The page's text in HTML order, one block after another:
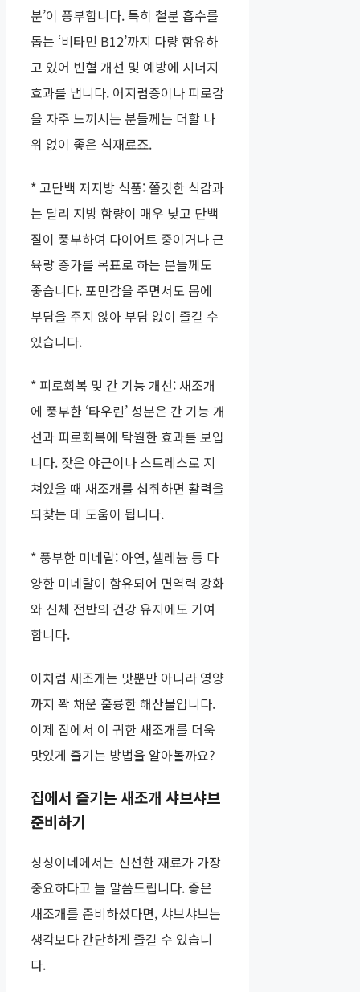
분’이 풍부합니다. 특히 철분 흡수를
돕는 ‘비타민 B12’까지 다량 함유하
고 있어 빈혈 개선 및 예방에 시너지
효과를 냅니다. 어지럼증이나 피로감
을 자주 느끼시는 분들께는 더할 나
위 없이 좋은 식재료죠.
* 고단백 저지방 식품: 쫄깃한 식감과
는 달리 지방 함량이 매우 낮고 단백
질이 풍부하여 다이어트 중이거나 근
육량 증가를 목표로 하는 분들께도
좋습니다. 포만감을 주면서도 몸에
부담을 주지 않아 부담 없이 즐길 수
있습니다.
* 피로회복 및 간 기능 개선: 새조개
에 풍부한 ‘타우린’ 성분은 간 기능 개
선과 피로회복에 탁월한 효과를 보입
니다. 잦은 야근이나 스트레스로 지
쳐있을 때 새조개를 섭취하면 활력을
되찾는 데 도움이 됩니다.
* 풍부한 미네랄: 아연, 셀레늄 등 다
양한 미네랄이 함유되어 면역력 강화
와 신체 전반의 건강 유지에도 기여
합니다.
이처럼 새조개는 맛뿐만 아니라 영양
까지 꽉 채운 훌륭한 해산물입니다.
이제 집에서 이 귀한 새조개를 더욱
맛있게 즐기는 방법을 알아볼까요?
집에서 즐기는 새조개 샤브샤브
준비하기
싱싱이네에서는 신선한 재료가 가장
중요하다고 늘 말씀드립니다. 좋은
새조개를 준비하셨다면, 샤브샤브는
생각보다 간단하게 즐길 수 있습니
다.